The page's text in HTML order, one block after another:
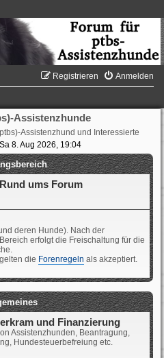
Anmelden
Registrieren
Assistenzhunde
Assistenzhund und Interessierte
8. Aug 2026, 19:04
ums Forum
deren Hunde). Nach der
erfolgt die Freischaltung für die
die Forenregeln als akzeptiert.
und Finanzierung
Assistenzhunden, Beantragung,
Hundesteuerbefreiung etc.